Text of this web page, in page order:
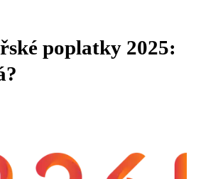
poplatky 2025: